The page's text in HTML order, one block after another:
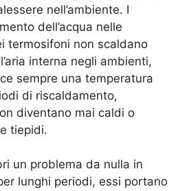
nell’ambiente. I
dell’acqua nelle
termosifoni non scaldano
interna negli ambienti,
sempre una temperatura
di riscaldamento,
diventano mai caldi o
tiepidi.
un problema da nulla in
lunghi periodi, essi portano